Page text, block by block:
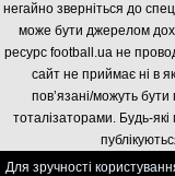
негайно зверніться до
може бути джерелом
ресурс football.ua не
сайт не приймає ні в
пов’язані/можуть
тоталізаторами. Будь-
Для зручності